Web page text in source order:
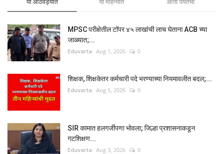
MPSC परीक्षेतील टॉपर ४५ लाखांची लाच घेताना ACB च्या
जाळ्यात;...
Eduvarta Aug 1, 2026 0
शिक्षक, शिक्षकेतर कर्मचारी पदे भरण्याच्या नियमावलीत बदल;...
Eduvarta Aug 5, 2026 0
SIR कामात हलगर्जीपणा भोवला; जिल्हा प्रशासनाकडून
गटशिक्षण...
Eduvarta Aug 3, 2026 0